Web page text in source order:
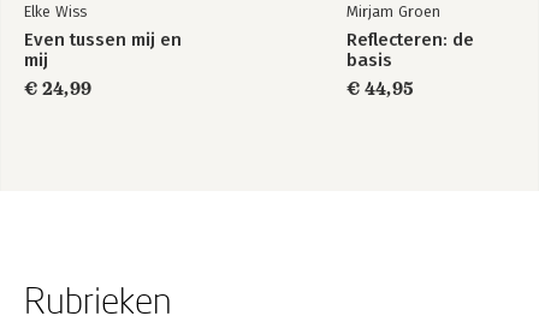
Elke Wiss
Even tussen mij en
mij
€ 24,99
Mirjam Groen
Reflecteren: de
basis
€ 44,95
Rubrieken